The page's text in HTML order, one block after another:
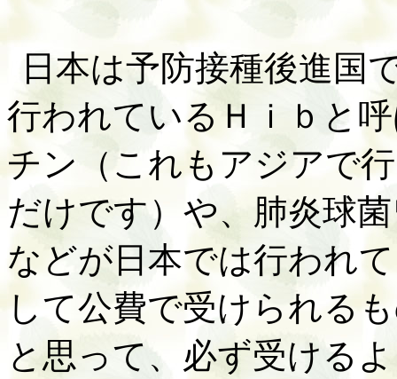
日本は予防接種後進国
行われているＨｉｂと
チン（これもアジアで
だけです）や、肺炎球
などが日本では行われ
して公費で受けられる
と思って、必ず受ける